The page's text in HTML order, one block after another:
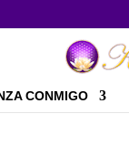
CONMIGO